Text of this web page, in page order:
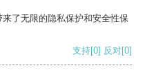
了无限的隐私保护和安全性保
支持[0] 反对[0]